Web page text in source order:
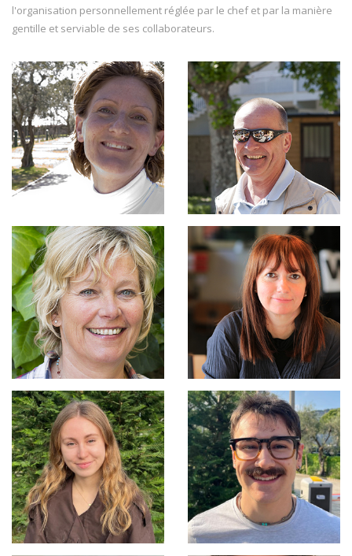
l'organisation personnellement réglée par le chef et par la manière
gentille et serviable de ses collaborateurs.